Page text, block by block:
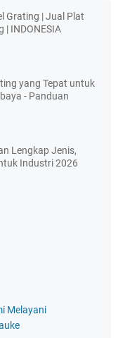
Grating | Jual Plat
| INDONESIA
yang Tepat untuk
- Panduan
Lengkap Jenis,
Industri 2026
Melayani